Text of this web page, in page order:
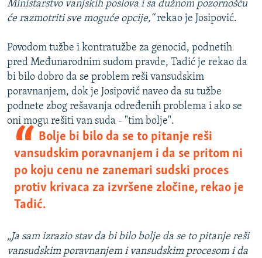
Ministarstvo vanjskih poslova i sa dužnom pozornošću
će razmotriti sve moguće opcije,“rekao je Josipović.
Povodom tužbe i kontratužbe za genocid, podnetih
pred Međunarodnim sudom pravde, Tadić je rekao da
bi bilo dobro da se problem reši vansudskim
poravnanjem, dok je Josipović naveo da su tužbe
podnete zbog rešavanja određenih problema i ako se
oni mogu rešiti van suda - "tim bolje".
Bolje bi bilo da se to pitanje reši
vansudskim poravnanjem i da se pritom ni
po koju cenu ne zanemari sudski proces
protiv krivaca za izvršene zločine, rekao je
Tadić.
„Ja sam izrazio stav da bi bilo bolje da se to pitanje reši
vansudskim poravnanjem i vansudskim procesom i da